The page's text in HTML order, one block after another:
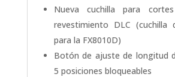
Nueva cuchilla para
revestimiento DLC (cuchilla
para la FX8010D)
Botón de ajuste de longitud
5 posiciones bloqueables